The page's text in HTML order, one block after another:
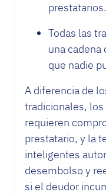
prestatarios.
Todas las
una
que nadie
A diferencia de
tradicionales,
requieren
prestatario, y la
inteligentes
desembolso y
si el deudor